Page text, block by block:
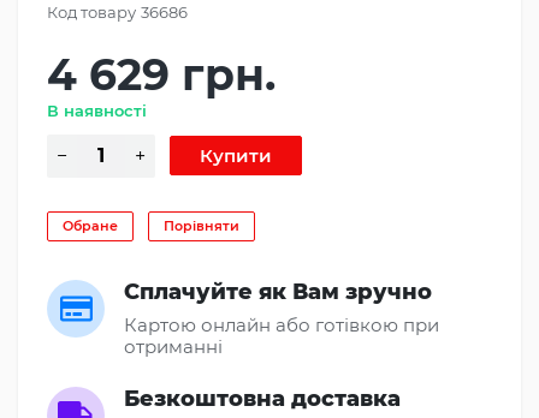
Код товару 36686
4 629 грн.
В наявності
Обране Порівняти
Сплачуйте як Вам зручно
Картою онлайн або готівкою при
отриманні
Безкоштовна доставка